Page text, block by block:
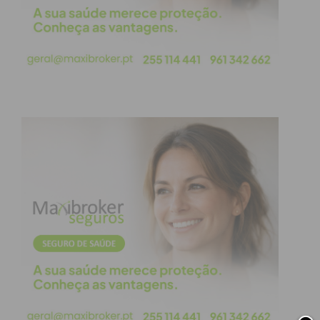
lhe confere uma consistência mais macia e um
sabor rico. O processo de confeção é
habitualmente finalizado com uma calda de açúcar
Avaliação por especialistas
Com o objetivo de dignificar os profissionais que
mantêm viva a produção própria desta
especialidade, o concurso contou com um painel de
jurados composto por especialistas do setor.
Presidido por Olga Cavaleiro (investigadora e